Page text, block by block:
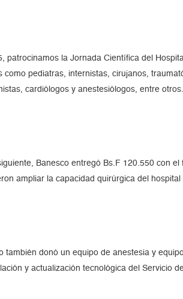
patrocinamos la Jornada Científica del
como pediatras, internistas, cirujanos,
cardiólogos y anestesiólogos, entre otros.
Banesco entregó Bs.F 120.550 con
ampliar la capacidad quirúrgica del hospital
también donó un equipo de anestesia y
y actualización tecnológica del Servicio